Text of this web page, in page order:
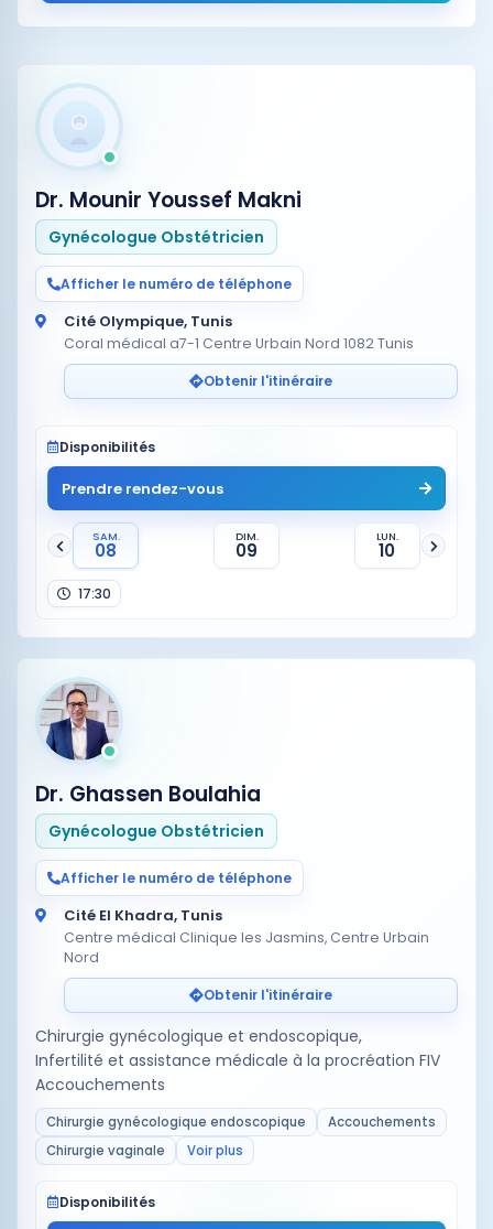
Dr. Mounir Youssef Makni
Gynécologue Obstétricien
Afficher le numéro de téléphone
Cité Olympique, Tunis
Coral médical a7-1 Centre Urbain Nord 1082 Tunis
Obtenir l'itinéraire
Disponibilités
Prendre rendez-vous
SAM.
08
DIM.
09
LUN.
10
17:30
Dr. Ghassen Boulahia
Gynécologue Obstétricien
Afficher le numéro de téléphone
Cité El Khadra, Tunis
Centre médical Clinique les Jasmins, Centre Urbain
Nord
Obtenir l'itinéraire
Chirurgie gynécologique et endoscopique,
Infertilité et assistance médicale à la procréation FIV
Accouchements
Chirurgie gynécologique endoscopique
Accouchements
Chirurgie vaginale
Voir plus
Disponibilités